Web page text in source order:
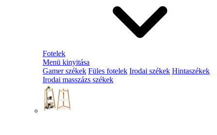
Fotelek
Menü kinyitása
Gamer székek Füles fotelek Irodai székek Hintaszékek
Irodai masszázs székek